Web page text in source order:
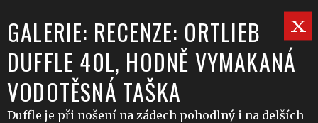
GALERIE: RECENZE: ORTLIEB
DUFFLE 40L, HODNĚ VYMAKANÁ
VODOTĚSNÁ TAŠKA
Duffle je při nošení na zádech pohodlný i na delších